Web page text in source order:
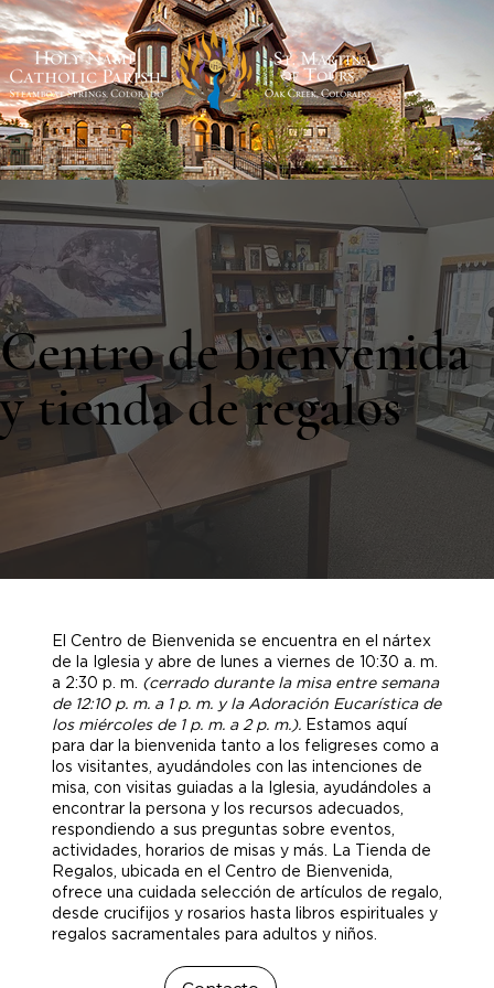
Centro de bienvenida
y tienda de regalos
El Centro de Bienvenida se encuentra en el nártex
de la Iglesia y abre de lunes a viernes de 10:30 a. m.
a 2:30 p. m. (cerrado durante la misa entre semana
de 12:10 p. m. a 1 p. m. y la Adoración Eucarística de
los miércoles de 1 p. m. a 2 p. m.).Estamos aquí
para dar la bienvenida tanto a los feligreses como a
los visitantes, ayudándoles con las intenciones de
misa, con visitas guiadas a la Iglesia, ayudándoles a
encontrar la persona y los recursos adecuados,
respondiendo a sus preguntas sobre eventos,
actividades, horarios de misas y más. La Tienda de
Regalos, ubicada en el Centro de Bienvenida,
ofrece una cuidada selección de artículos de regalo,
desde crucifijos y rosarios hasta libros espirituales y
regalos sacramentales para adultos y niños.